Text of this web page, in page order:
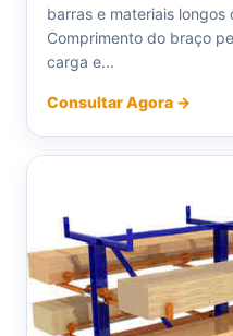
barras e materiais
Comprimento do braço
carga e...
Consultar Agora →